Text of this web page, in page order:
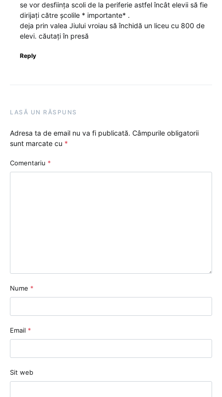
se vor desființa scoli de la periferie astfel încât elevii să fie
dirijați către școlile * importante* .
deja prin valea Jiului vroiau să închidă un liceu cu 800 de
elevi. căutați în presă
Reply
LASĂ UN RĂSPUNS
Adresa ta de email nu va fi publicată. Câmpurile obligatorii
sunt marcate cu *
Comentariu *
Nume *
Email *
Sit web